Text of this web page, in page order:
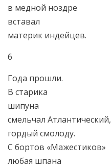
в медной ноздре
вставал
материк индейцев.
6
Года прошли.
В старика
шипуна
смельчал Атлантический,
гордый смолоду.
С бортов «Мажестиков»
любая шпана